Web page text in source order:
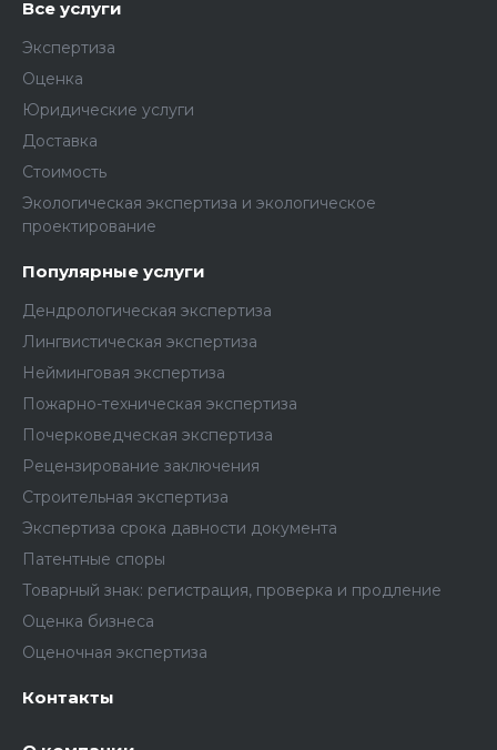
Все услуги
Экспертиза
Оценка
Юридические услуги
Доставка
Стоимость
Экологическая экспертиза и экологическое
проектирование
Популярные услуги
Дендрологическая экспертиза
Лингвистическая экспертиза
Нейминговая экспертиза
Пожарно-техническая экспертиза
Почерковедческая экспертиза
Рецензирование заключения
Строительная экспертиза
Экспертиза срока давности документа
Патентные споры
Товарный знак: регистрация, проверка и продление
Оценка бизнеса
Оценочная экспертиза
Контакты